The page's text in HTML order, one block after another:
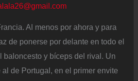
Al menos por ahora y para
de ponerse por delante en todo el
baloncesto y bíceps del rival. Un
de Portugal, en el primer envite